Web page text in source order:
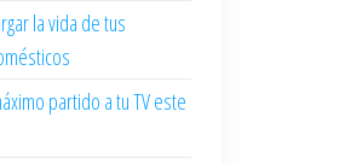
la vida de tus
partido a tu TV este